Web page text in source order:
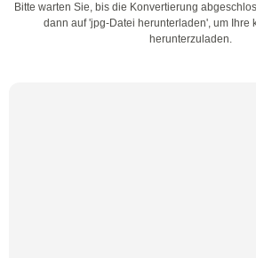
Bitte warten Sie, bis die Konvertierung
dann auf 'jpg-Datei herunterladen', um Ihre
herunterzuladen.